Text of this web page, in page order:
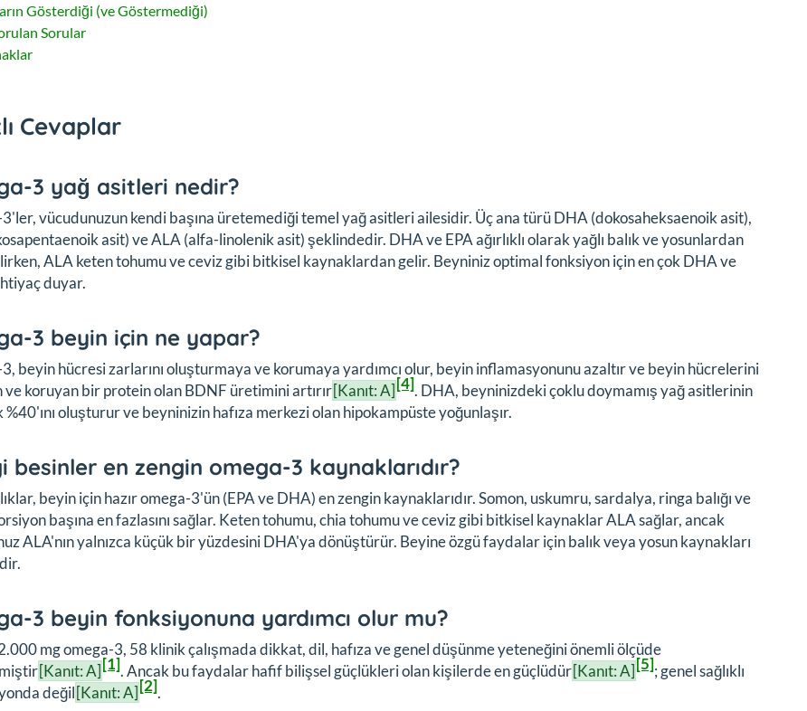
Gösterdiği (ve Göstermediği)
Sorular
Cevaplar
3 yağ asitleri nedir?
vücudunuzun kendi başına üretemediği temel yağ asitleri ailesidir. Üç ana türü DHA (dokosaheksaenoik asit),
asit) ve ALA (alfa-linolenik asit) şeklindedir. DHA ve EPA ağırlıklı olarak yağlı balık ve yosunlardan
ALA keten tohumu ve ceviz gibi bitkisel kaynaklardan gelir. Beyniniz optimal fonksiyon için en çok DHA ve
duyar.
3 beyin için ne yapar?
beyin hücresi zarlarını oluşturmaya ve korumaya yardımcı olur, beyin inflamasyonunu azaltır ve beyin hücrelerini
ve koruyan bir protein olan BDNF üretimini artırır[Kanıt: A][4]. DHA, beyninizdeki çoklu doymamış yağ asitlerinin
%40'ını oluşturur ve beyninizin hafıza merkezi olan hipokampüste yoğunlaşır.
besinler en zengin omega-3 kaynaklarıdır?
beyin için hazır omega-3'ün (EPA ve DHA) en zengin kaynaklarıdır. Somon, uskumru, sardalya, ringa balığı ve
başına en fazlasını sağlar. Keten tohumu, chia tohumu ve ceviz gibi bitkisel kaynaklar ALA sağlar, ancak
ALA'nın yalnızca küçük bir yüzdesini DHA'ya dönüştürür. Beyine özgü faydalar için balık veya yosun kaynakları
3 beyin fonksiyonuna yardımcı olur mu?
mg omega-3, 58 klinik çalışmada dikkat, dil, hafıza ve genel düşünme yeteneğini önemli ölçüde
[Kanıt: A][1]. Ancak bu faydalar hafif bilişsel güçlükleri olan kişilerde en güçlüdür[Kanıt: A][5]; genel sağlıklı
değil[Kanıt: A][2].